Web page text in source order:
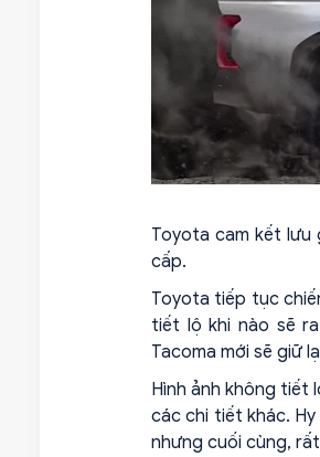
Toyota cam kết
cấp.
Toyota tiếp tục
tiết lộ khi nào sẽ
Tacoma mới sẽ giữ
Hình ảnh không tiết
các chi tiết khác.
nhưng cuối cùng,